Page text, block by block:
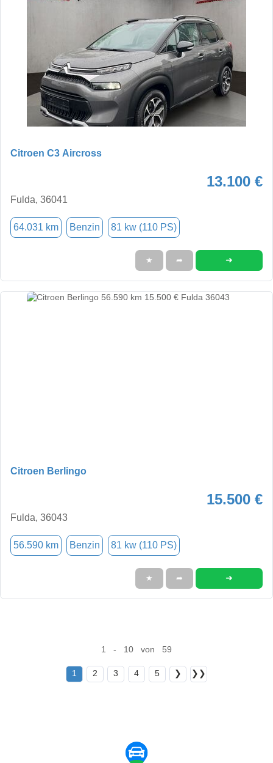
Citroen C3 Aircross
13.100 €
Fulda, 36041
64.031 km Benzin 81 kw (110 PS)
★ ➦ ➜
Citroen Berlingo
15.500 €
Fulda, 36043
56.590 km Benzin 81 kw (110 PS)
★ ➦ ➜
1 - 10 von 59
1 2 3 4 5 ❯ ❯❯